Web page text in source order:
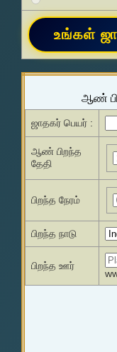
ஆண்
ஜாதகர் பெயர் :
ஆண் பிறந்த
தேதி
பிறந்த நேரம்
பிறந்த நாடு
பிறந்த ஊர்